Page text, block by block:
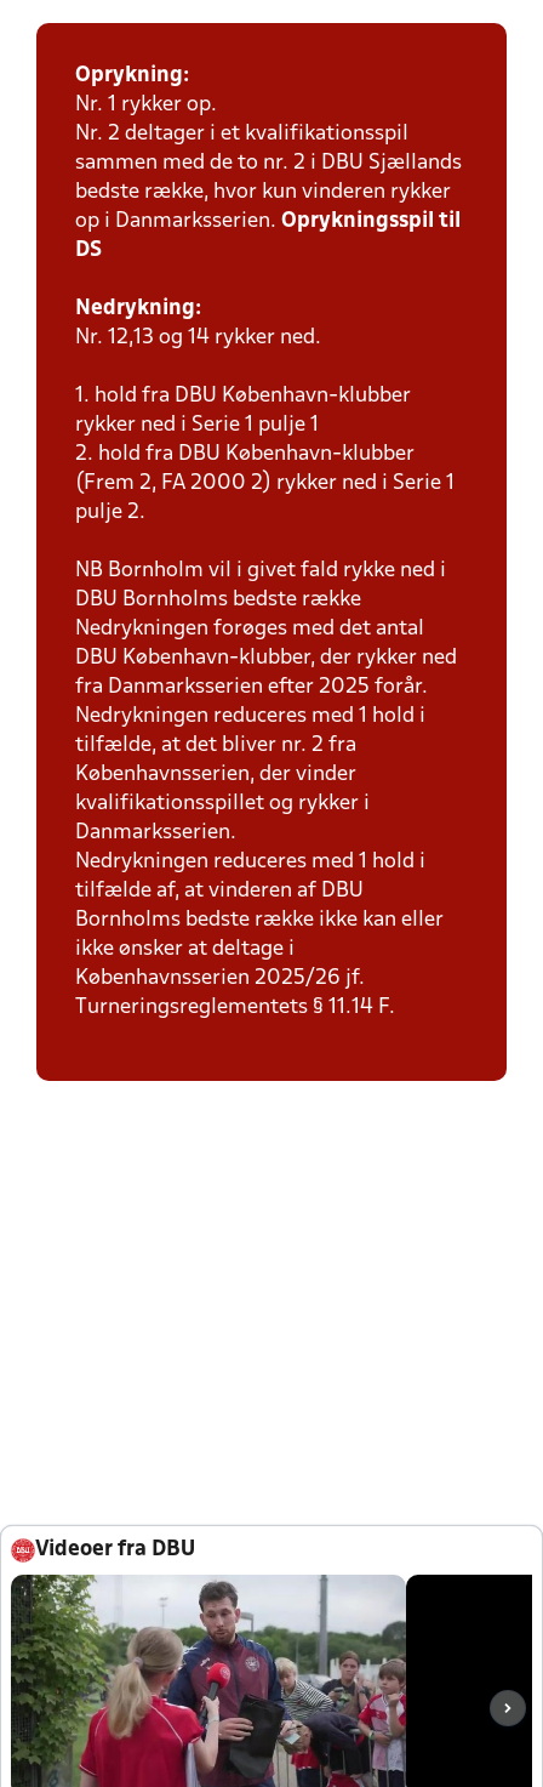
Oprykning:
Nr. 1 rykker op.
Nr. 2 deltager i et kvalifikationsspil
sammen med de to nr. 2 i DBU Sjællands
bedste række, hvor kun vinderen rykker
op i Danmarksserien. Oprykningsspil til
DS
Nedrykning:
Nr. 12,13 og 14 rykker ned.
1. hold fra DBU København-klubber
rykker ned i Serie 1 pulje 1
2. hold fra DBU København-klubber
(Frem 2, FA 2000 2) rykker ned i Serie 1
pulje 2.
NB Bornholm vil i givet fald rykke ned i
DBU Bornholms bedste række
Nedrykningen forøges med det antal
DBU København-klubber, der rykker ned
fra Danmarksserien efter 2025 forår.
Nedrykningen reduceres med 1 hold i
tilfælde, at det bliver nr. 2 fra
Københavnsserien, der vinder
kvalifikationsspillet og rykker i
Danmarksserien.
Nedrykningen reduceres med 1 hold i
tilfælde af, at vinderen af DBU
Bornholms bedste række ikke kan eller
ikke ønsker at deltage i
Københavnsserien 2025/26 jf.
Turneringsreglementets § 11.14 F.
Videoer fra DBU